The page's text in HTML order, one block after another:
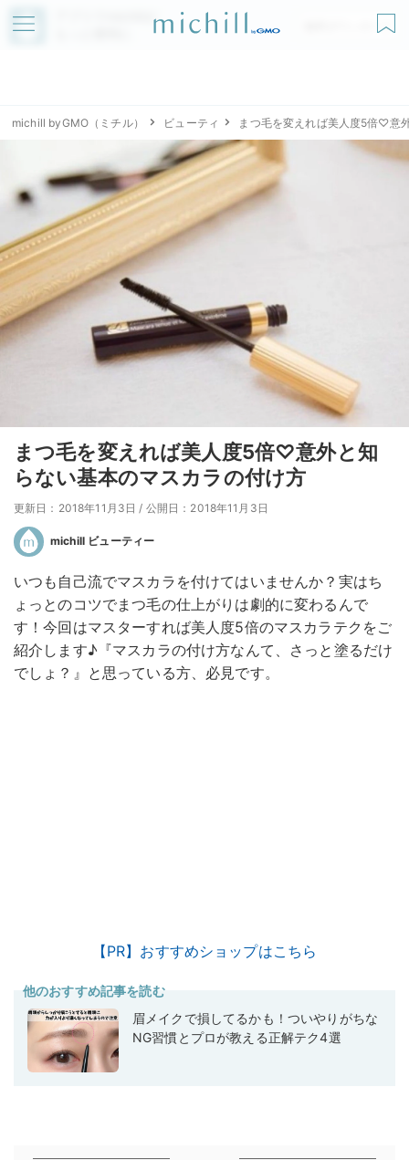
アプリでmichillが
無料ダウンロード
michill byGMO（ミチル） ビューティ まつ毛を変えれば美人度5倍♡意
まつ毛を変えれば美人度5倍♡意外と知
らない基本のマスカラの付け方
更新日：2018年11月3日 / 公開日：2018年11月3日
michill ビューティー
いつも自己流でマスカラを付けてはいませんか？実はち
ょっとのコツでまつ毛の仕上がりは劇的に変わるんで
す！今回はマスターすれば美人度5倍のマスカラテクをご
紹介します♪『マスカラの付け方なんて、さっと塗るだけ
でしょ？』と思っている方、必見です。
【PR】おすすめショップはこちら
他のおすすめ記事を読む
眉メイクで損してるかも！ついやりがちな
NG習慣とプロが教える正解テク4選